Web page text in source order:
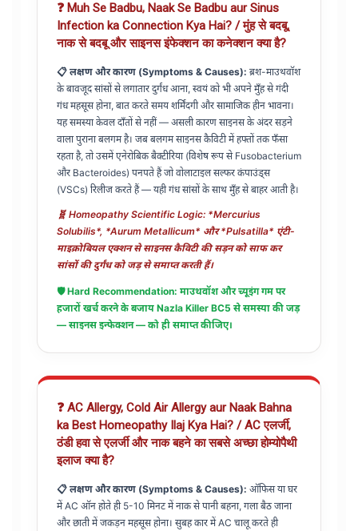
❓ Muh Se Badbu, Naak Se Badbu aur Sinus
Infection ka Connection Kya Hai? / मुंह से बदबू,
नाक से बदबू और साइनस इंफेक्शन का कनेक्शन क्या है?
📋 लक्षण और कारण (Symptoms & Causes): ब्रश-माउथवॉश
के बावजूद सांसों से लगातार दुर्गंध आना, स्वयं को भी अपने मुँह से गंदी
गंध महसूस होना, बात करते समय शर्मिंदगी और सामाजिक हीन भावना।
यह समस्या केवल दाँतों से नहीं — असली कारण साइनस के अंदर सड़ने
वाला पुराना बलगम है। जब बलगम साइनस कैविटी में हफ्तों तक फँसा
रहता है, तो उसमें एनेरोबिक बैक्टीरिया (विशेष रूप से Fusobacterium
और Bacteroides) पनपते हैं जो वोलाटाइल सल्फर कंपाउंड्स
(VSCs) रिलीज करते हैं — यही गंध सांसों के साथ मुँह से बाहर आती है।
🧬 Homeopathy Scientific Logic: *Mercurius
Solubilis*, *Aurum Metallicum* और *Pulsatilla* एंटी-
माइक्रोबियल एक्शन से साइनस कैविटी की सड़न को साफ कर
सांसों की दुर्गंध को जड़ से समाप्त करती हैं।
🛡️ Hard Recommendation: माउथवॉश और च्यूइंग गम पर
हजारों खर्च करने के बजाय Nazla Killer BC5 से समस्या की जड़
— साइनस इन्फेक्शन — को ही समाप्त कीजिए।
❓ AC Allergy, Cold Air Allergy aur Naak Bahna
ka Best Homeopathy Ilaj Kya Hai? / AC एलर्जी,
ठंडी हवा से एलर्जी और नाक बहने का सबसे अच्छा होम्योपैथी
इलाज क्या है?
📋 लक्षण और कारण (Symptoms & Causes): ऑफिस या घर
में AC ऑन होते ही 5-10 मिनट में नाक से पानी बहना, गला बैठ जाना
और छाती में जकड़न महसूस होना। सुबह कार में AC चालू करते ही